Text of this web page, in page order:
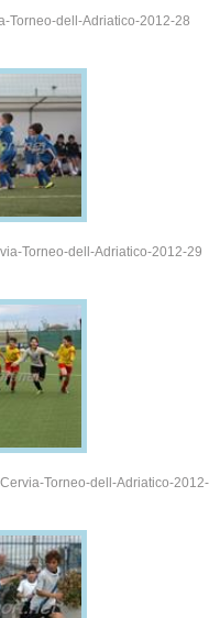
Torneo-dell-Adriatico-2012-28
Torneo-dell-Adriatico-2012-29
Torneo-dell-Adriatico-2012-